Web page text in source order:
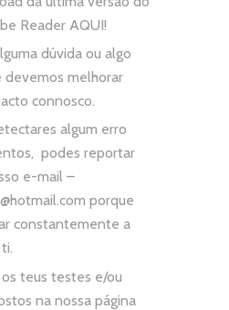
Reader AQUI!
dúvida ou algo
devemos melhorar
connosco.
algum erro
podes reportar
e-mail –
porque
constantemente a
teus testes e/ou
na nossa página